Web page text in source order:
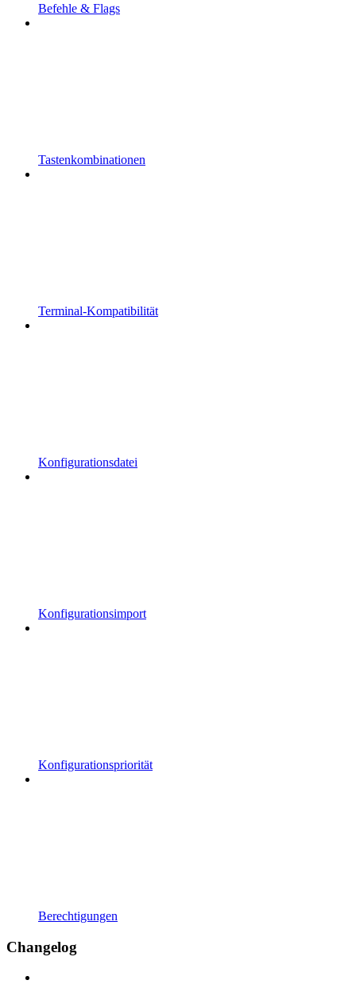
Befehle & Flags
Tastenkombinationen
Terminal-Kompatibilität
Konfigurationsdatei
Konfigurationsimport
Konfigurationspriorität
Berechtigungen
Changelog